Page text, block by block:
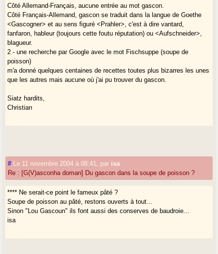
Côté Allemand-Français, aucune entrée au mot gascon.
Côté Français-Allemand, gascon se traduit dans la langue de Goethe
<Gascogner> et au sens figuré <Prahler>, c'est à dire vantard,
fanfaron, hableur (toujours cette foutu réputation) ou <Aufschneider>,
blagueur.
2 - une recherche par Google avec le mot Fischsuppe (soupe de
poisson)
m'a donné quelques centaines de recettes toutes plus bizarres les unes
que les autres mais aucune où j'ai pu trouver du gascon.
Siatz hardits,
Christian
# Le 11 novembre 2004 à 08:41 par isa
Re : [G(V)asconha doman] Du gascon dans la soupe de poisson ?
**** Ne serait-ce point le fameux pâté ?
Soupe de poisson au pâté, restons ouverts à tout...
Sinon "Lou Gascoun" ils font aussi des conserves de baudroie...
isa